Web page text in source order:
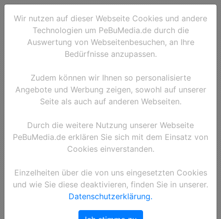
Wir nutzen auf dieser Webseite Cookies und andere
Technologien um PeBuMedia.de durch die
Auswertung von Webseitenbesuchen, an Ihre
Bedürfnisse anzupassen.
Zudem können wir Ihnen so personalisierte
Angebote und Werbung zeigen, sowohl auf unserer
Seite als auch auf anderen Webseiten.
Durch die weitere Nutzung unserer Webseite
PeBuMedia.de erklären Sie sich mit dem Einsatz von
Cookies einverstanden.
Einzelheiten über die von uns eingesetzten Cookies
und wie Sie diese deaktivieren, finden Sie in unserer.
Datenschutzerklärung.